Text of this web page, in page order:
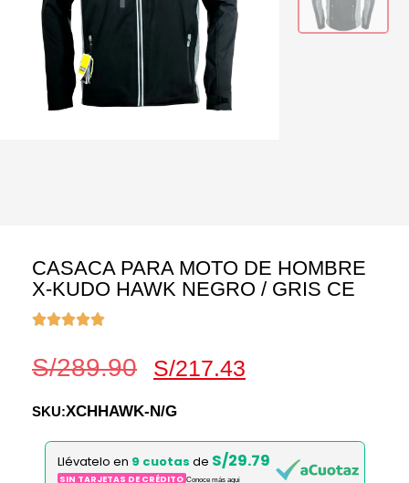
CASACA PARA MOTO DE HOMBRE
X-KUDO HAWK NEGRO / GRIS CE
S/289.90 S/217.43
SKU:XCHHAWK-N/G
Llévatelo en 9 cuotas de S/29.79
SIN TARJETAS DE CRÉDITO Conoce más aqui